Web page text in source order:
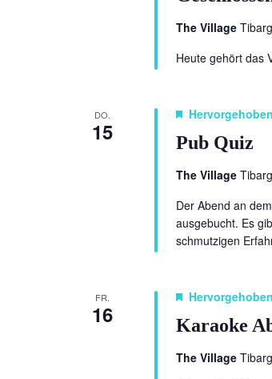
The Village
Heute gehört das
DO.
15 Pub Quiz
Hervorgehoben
The Village
Der Abend an
ausgebucht. Es
schmutzigen
FR.
16 Karaoke
Hervorgehoben
The Village